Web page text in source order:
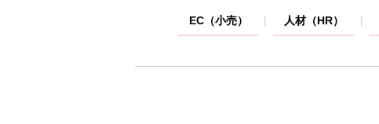
EC（小売） 人材（HR）